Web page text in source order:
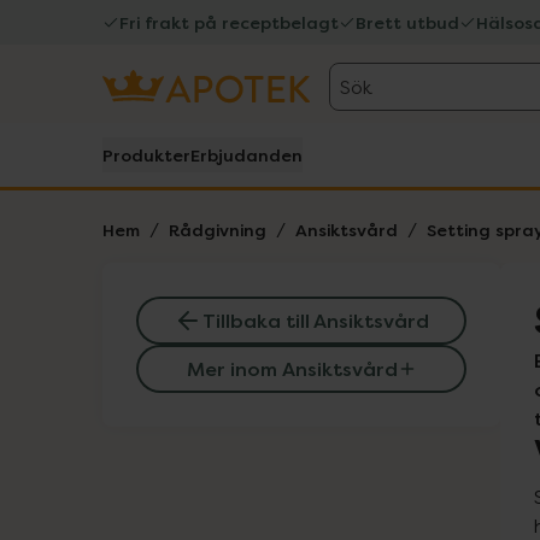
Fri frakt på receptbelagt Brett utbud
Sök
ProdukterErbjudanden
Hem Rådgivning Ansiktsvård Setting
Tillbaka till Ansiktsvård
Mer inom Ansiktsvård